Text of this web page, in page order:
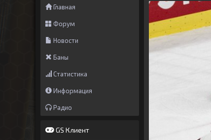
Главная
Форум
Новости
Баны
Статистика
Информация
Радио
GS Клиент